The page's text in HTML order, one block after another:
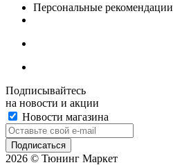
Персональные рекомендации
Подписывайтесь
на новости и акции
Новости магазина
2026 © Тюнинг Маркет